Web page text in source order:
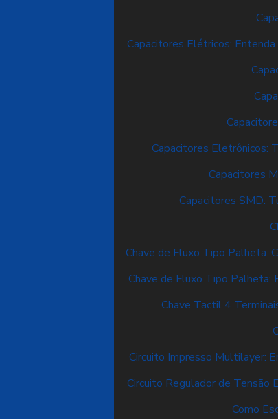
Capacitores Elétricos:
Capacitores Eletrônicos:
Capacitores
Capacitores SMD:
Chave de Fluxo Tipo Palheta:
Chave de Fluxo Tipo Palheta:
Chave Tactil 4
Circuito Impresso Multilayer:
Circuito Regulador de Tensão
Como